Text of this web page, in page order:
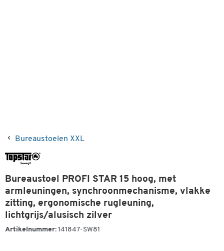
Bureaustoelen XXL
Bureaustoel PROFI STAR 15 hoog, met
armleuningen, synchroonmechanisme, vlakke
zitting, ergonomische rugleuning,
lichtgrijs/alusisch zilver
Artikelnummer: 141847-SW81